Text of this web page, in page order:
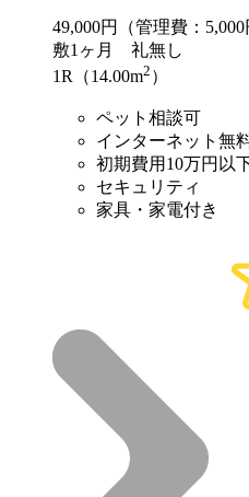
49,000円（管理費：5,000
敷1ヶ月 礼無し
1R（14.00m2 ）
ペット相談可
インターネット無
初期費用10万円以
セキュリティ
家具・家電付き